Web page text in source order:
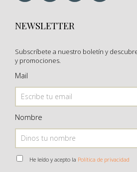
NEWSLETTER
Subscríbete a nuestro boletín y
y promociones.
Mail
Nombre
He leído y acepto la Política de privacidad